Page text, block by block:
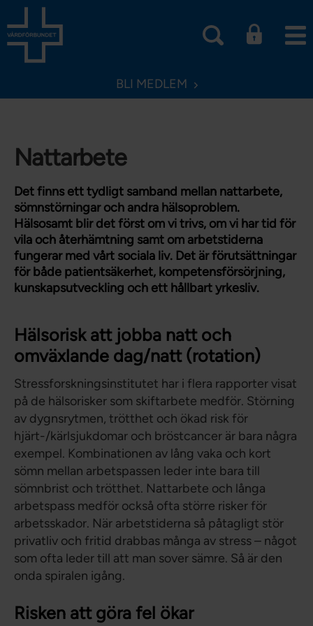
BLI MEDLEM
Nattarbete
Det finns ett tydligt samband mellan nattarbete,
sömnstörningar och andra hälsoproblem.
Hälsosamt blir det först om vi trivs, om vi har tid för
vila och återhämtning samt om arbetstiderna
fungerar med vårt sociala liv. Det är förutsättningar
för både patientsäkerhet, kompetensförsörjning,
kunskapsutveckling och ett hållbart yrkesliv.
Hälsorisk att jobba natt och
omväxlande dag/natt (rotation)
Stressforskningsinstitutet har i flera rapporter visat
på de hälsorisker som skiftarbete medför. Störning
av dygnsrytmen, trötthet och ökad risk för
hjärt-/kärlsjukdomar och bröstcancer är bara några
exempel. Kombinationen av lång vaka och kort
sömn mellan arbetspassen leder inte bara till
sömnbrist och trötthet. Nattarbete och långa
arbetspass medför också ofta större risker för
arbetsskador. När arbetstiderna så påtagligt stör
privatliv och fritid drabbas många av stress – något
som ofta leder till att man sover sämre. Så är den
onda spiralen igång.
Risken att göra fel ökar